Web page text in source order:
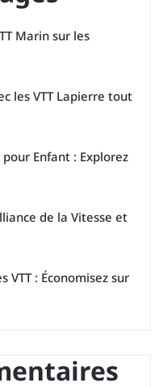
Marin sur les
les VTT Lapierre tout
Enfant : Explorez
de la Vitesse et
: Économisez sur